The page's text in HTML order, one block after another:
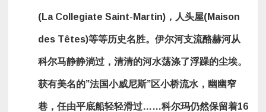
(La Collegiate Saint-Martin) ，人头屋(Maison
des Têtes)等等历史名胜。伊尔河支流酪赫河从
科尔马静静淌过，清清的河水荡涤了浮躁的尘埃。
获有美名的”法国小威尼斯”区小桥流水，幽幽窄
巷，任由平底船轻轻滑过……科尔玛仍然保留着16